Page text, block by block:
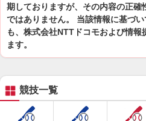
期しておりますが、その内容の正
ではありません。 当該情報に基づ
も、株式会社NTTドコモおよび情
ます。
競技一覧